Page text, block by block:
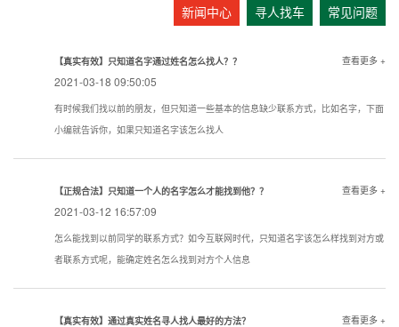
新闻中心 寻人找车 常见问题
【真实有效】只知道名字通过姓名怎么找人？？
2021-03-18 09:50:05
查看更多 +
有时候我们找以前的朋友，但只知道一些基本的信息缺少联系方式，比如名字，下面
小编就告诉你，如果只知道名字该怎么找人
【正规合法】只知道一个人的名字怎么才能找到他？？
2021-03-12 16:57:09
查看更多 +
怎么能找到以前同学的联系方式？如今互联网时代，只知道名字该怎么样找到对方或
者联系方式呢，能确定姓名怎么找到对方个人信息
【真实有效】通过真实姓名寻人找人最好的方法？ 查看更多 +